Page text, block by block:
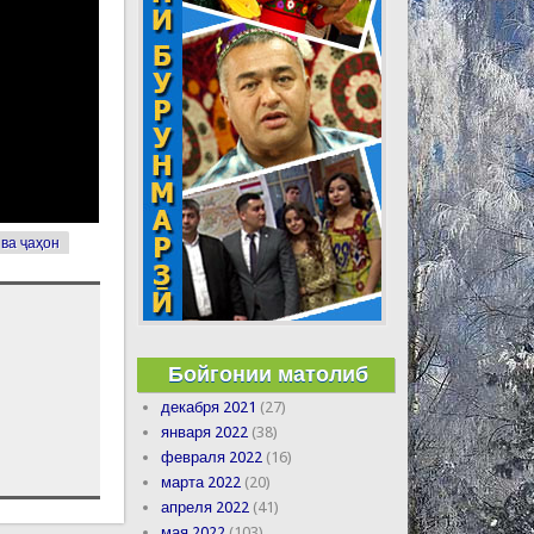
ҷаҳон
Бойгонии матолиб
декабря 2021 (27)
января 2022 (38)
февраля 2022 (16)
марта 2022 (20)
апреля 2022 (41)